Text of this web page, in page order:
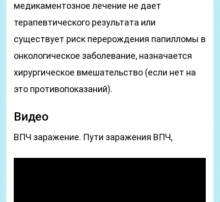
медикаментозное лечение не дает
терапевтического результата или
существует риск перерождения папилломы в
онкологическое заболевание, назначается
хирургическое вмешательство (если нет на
это противопоказаний).
Видео
ВПЧ заражение. Пути заражения ВПЧ,